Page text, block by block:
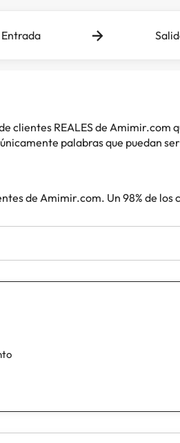
Entrada
clientes REALES de
palabras que puedan
de Amimir.com. Un 98% de